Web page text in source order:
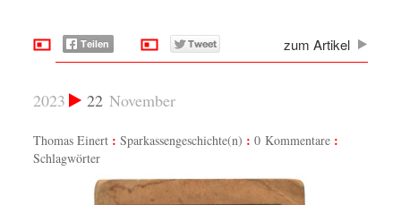
zum Artikel
22 November
2023
Thomas Einert Sparkassengeschichte(n)
0 Kommentare
Schlagwörter